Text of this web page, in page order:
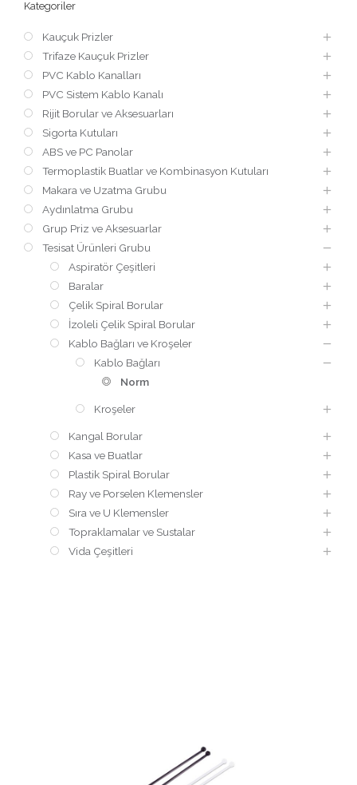
Kategoriler
Kauçuk Prizler
Trifaze Kauçuk Prizler
PVC Kablo Kanalları
PVC Sistem Kablo Kanalı
Rijit Borular ve Aksesuarları
Sigorta Kutuları
ABS ve PC Panolar
Termoplastik Buatlar ve Kombinasyon Kutuları
Makara ve Uzatma Grubu
Aydınlatma Grubu
Grup Priz ve Aksesuarlar
Tesisat Ürünleri Grubu
Aspiratör Çeşitleri
Baralar
Çelik Spiral Borular
İzoleli Çelik Spiral Borular
Kablo Bağları ve Kroşeler
Kablo Bağları
Norm
Kroşeler
Kangal Borular
Kasa ve Buatlar
Plastik Spiral Borular
Ray ve Porselen Klemensler
Sıra ve U Klemensler
Topraklamalar ve Sustalar
Vida Çeşitleri